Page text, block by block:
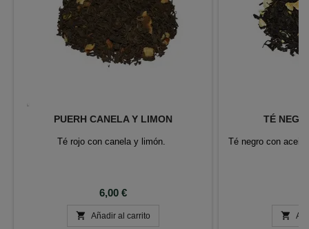
PUERH CANELA Y LIMON
Té rojo con canela y limón.
Precio
6,00 €
 Añadir al carrito
TÉ
Té negro con
